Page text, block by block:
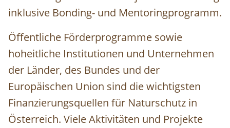
inklusive Bonding- und Mentoringprogramm.
Öffentliche Förderprogramme sowie
hoheitliche Institutionen und Unternehmen
der Länder, des Bundes und der
Europäischen Union sind die wichtigsten
Finanzierungsquellen für Naturschutz in
Österreich. Viele Aktivitäten und Projekte